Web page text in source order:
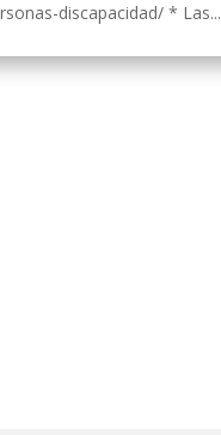
discapacidad/ * Las...